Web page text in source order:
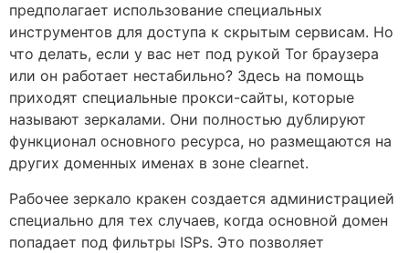
предполагает использование специальных
инструментов для доступа к скрытым сервисам. Но
что делать, если у вас нет под рукой Tor браузера
или он работает нестабильно? Здесь на помощь
приходят специальные прокси-сайты, которые
называют зеркалами. Они полностью дублируют
функционал основного ресурса, но размещаются на
других доменных именах в зоне clearnet.
Рабочее зеркало кракен создается администрацией
специально для тех случаев, когда основной домен
попадает под фильтры ISPs. Это позволяет